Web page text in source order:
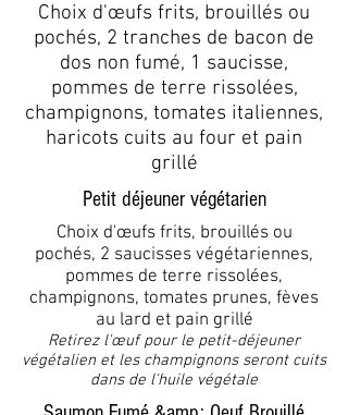
Choix d'œufs frits, brouillés ou
pochés, 2 tranches de bacon de
dos non fumé, 1 saucisse,
pommes de terre rissolées,
champignons, tomates italiennes,
haricots cuits au four et pain
grillé
Petit déjeuner végétarien
Choix d'œufs frits, brouillés ou
pochés, 2 saucisses végétariennes,
pommes de terre rissolées,
champignons, tomates prunes, fèves
au lard et pain grillé
Retirez l'œuf pour le petit-déjeuner
végétalien et les champignons seront cuits
dans de l'huile végétale